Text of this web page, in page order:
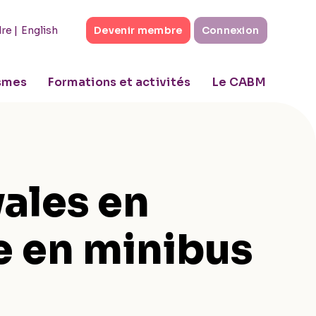
| Devenir membre Connexion
English
Formations et activités Le CABM
en
en minibus